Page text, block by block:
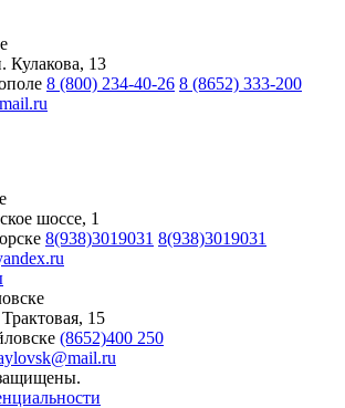
Кулакова, 13
8 (800) 234-40-26 8 (8652) 333-200
шоссе, 1
8(938)3019031 8(938)3019031
15
(8652)400 250